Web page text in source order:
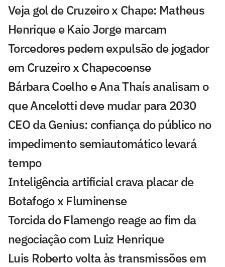
Veja gol de Cruzeiro x Chape: Matheus
Henrique e Kaio Jorge marcam
Torcedores pedem expulsão de jogador
em Cruzeiro x Chapecoense
Bárbara Coelho e Ana Thaís analisam o
que Ancelotti deve mudar para 2030
CEO da Genius: confiança do público no
impedimento semiautomático levará
tempo
Inteligência artificial crava placar de
Botafogo x Fluminense
Torcida do Flamengo reage ao fim da
negociação com Luiz Henrique
Luis Roberto volta às transmissões em